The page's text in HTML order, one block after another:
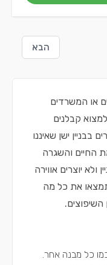
הבא
או המשרדים
קבלנים
בבניין ישן שאיננו
החיים והשגרה
ולא יוצרים אווירה
את כל מה
כמו כל מבנה אחר.